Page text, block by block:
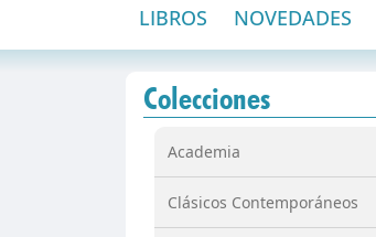
LIBROS NOVEDADES
Colecciones
Academia
Clásicos Contemporáneos